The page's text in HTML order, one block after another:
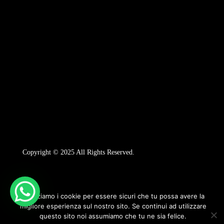
Copyright © 2025 All Rights Reserved.
Utilizziamo i cookie per essere sicuri che tu possa avere la
migliore esperienza sul nostro sito. Se continui ad utilizzare
questo sito noi assumiamo che tu ne sia felice.